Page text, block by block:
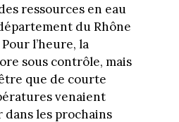
ressources en eau
du Rhône
l’heure, la
sous contrôle, mais
que de courte
venaient
les prochains